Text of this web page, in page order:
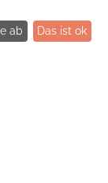
in
ab Das ist ok